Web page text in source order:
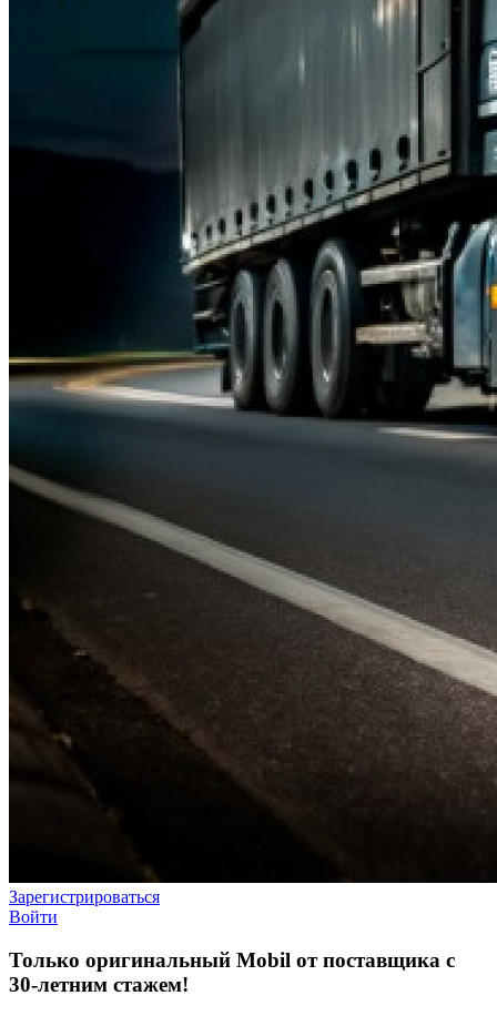
Зарегистрироваться
Войти
Только оригинальный Mobil от поставщика с
30-летним стажем!